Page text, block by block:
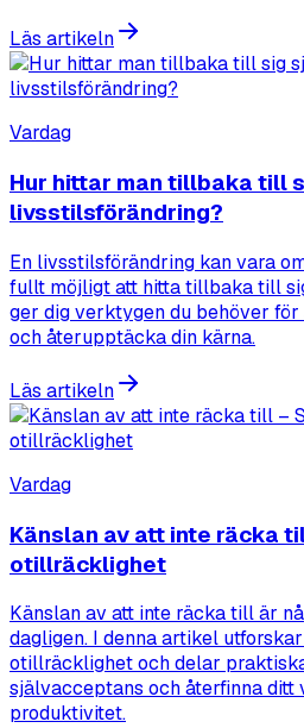
Läs artikeln
Vardag
Hur hittar man tillbaka till
livsstilsförändring?
En livsstilsförändring kan vara
fullt möjligt att hitta tillbaka till
ger dig verktygen du behöver
och återupptäcka din kärna.
Läs artikeln
Vardag
Känslan av att inte räcka
otillräcklighet
Känslan av att inte räcka till är
dagligen. I denna artikel
otillräcklighet och delar
självacceptans och återfinna ditt
produktivitet.